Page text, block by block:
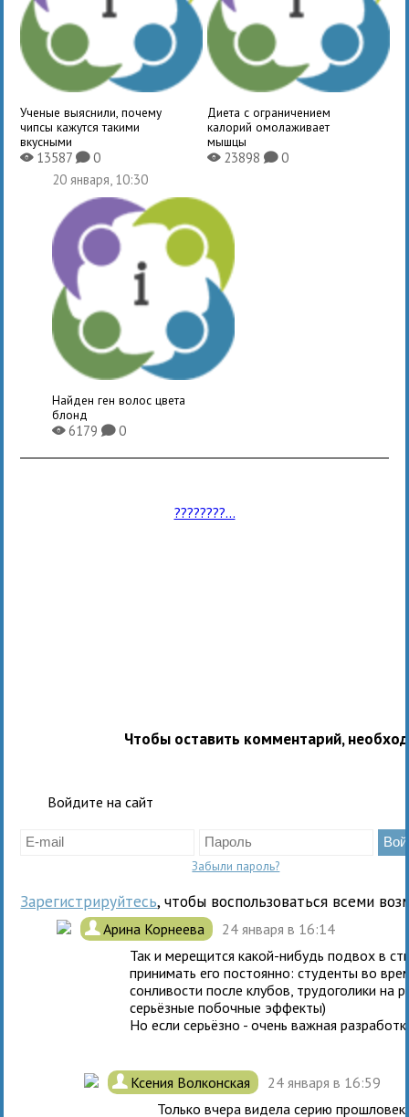
Ученые выяснили, почему
чипсы кажутся такими
вкусными
X13587K0
Диета с ограничением
калорий омолаживает
мышцы
X23898 K0
20 января, 10:30
Найден ген волос цвета
блонд
X6179K0
????????...
Чтобы оставить комментарий,
Войдите на сайт
Забыли пароль?
Зарегистрируйтесь, чтобы воспользоваться всеми
. Арина Корнеева
24 января в 16:14
Так и мерещится какой-нибудь подвох в
принимать его постоянно: студенты во
сонливости после клубов, трудоголики
серьёзные побочные эффекты)
Но если серьёзно - очень важная
. Ксения Волконская
24 января в 16:59
Только вчера видела серию